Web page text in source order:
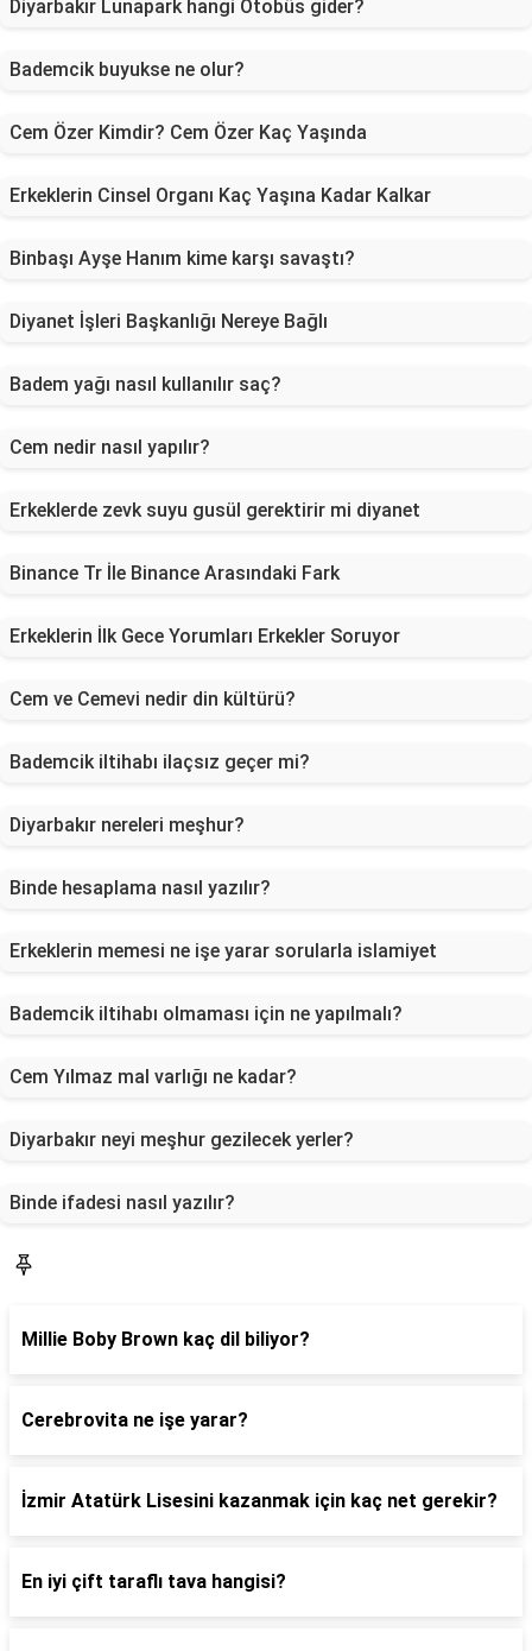
Diyarbakır Lunapark hangi Otobüs gider?
Bademcik buyukse ne olur?
Cem Özer Kimdir? Cem Özer Kaç Yaşında
Erkeklerin Cinsel Organı Kaç Yaşına Kadar Kalkar
Binbaşı Ayşe Hanım kime karşı savaştı?
Diyanet İşleri Başkanlığı Nereye Bağlı
Badem yağı nasıl kullanılır saç?
Cem nedir nasıl yapılır?
Erkeklerde zevk suyu gusül gerektirir mi diyanet
Binance Tr İle Binance Arasındaki Fark
Erkeklerin İlk Gece Yorumları Erkekler Soruyor
Cem ve Cemevi nedir din kültürü?
Bademcik iltihabı ilaçsız geçer mi?
Diyarbakır nereleri meşhur?
Binde hesaplama nasıl yazılır?
Erkeklerin memesi ne işe yarar sorularla islamiyet
Bademcik iltihabı olmaması için ne yapılmalı?
Cem Yılmaz mal varlığı ne kadar?
Diyarbakır neyi meşhur gezilecek yerler?
Binde ifadesi nasıl yazılır?
Millie Boby Brown kaç dil biliyor?
Cerebrovita ne işe yarar?
İzmir Atatürk Lisesini kazanmak için kaç net gerekir?
En iyi çift taraflı tava hangisi?